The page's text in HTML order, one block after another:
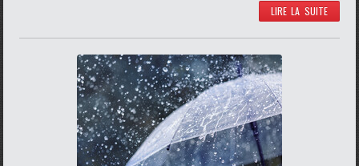
LIRE LA SUITE